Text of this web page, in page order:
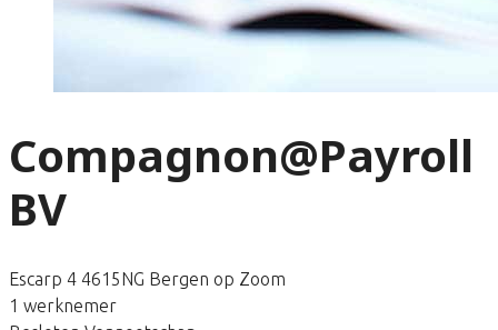
Compagnon@Payroll
BV
Escarp 4 4615NG Bergen op Zoom
1 werknemer